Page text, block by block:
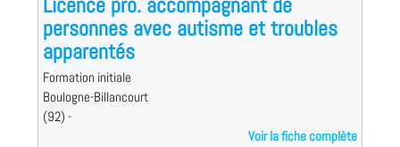
personnes avec autisme et troubles
apparentés
Formation initiale
Boulogne-Billancourt
(92) -
Voir la fiche complète